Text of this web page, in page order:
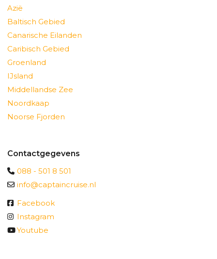
Azië
Baltisch Gebied
Canarische Eilanden
Caribisch Gebied
Groenland
IJsland
Middellandse Zee
Noordkaap
Noorse Fjorden
Contactgegevens
088 - 501 8 501
info@captaincruise.nl
Facebook
Instagram
Youtube